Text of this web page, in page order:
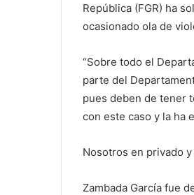
República (FGR) ha
ocasionado ola de
“Sobre todo el
parte del
pues deben de tener
con este caso y la ha
Nosotros en privado
Zambada García fue